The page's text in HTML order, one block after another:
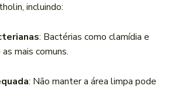
incluindo:
: Bactérias como clamídia e
mais comuns.
: Não manter a área limpa pode